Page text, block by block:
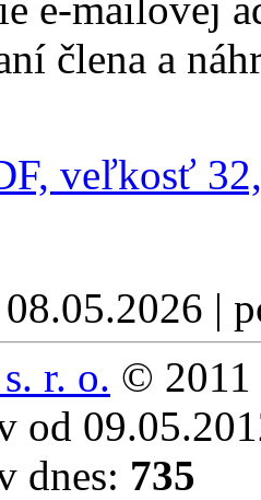
člena a
veľkosť
|
r. o. © 2011
od
dnes: 735